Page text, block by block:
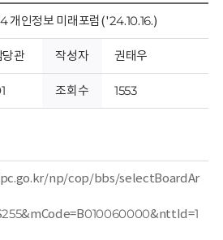
개인정보 미래포럼('24.10.16.)
관 작성자 권태우
조회수 1553
np/cop/bbs/selectBoardAr